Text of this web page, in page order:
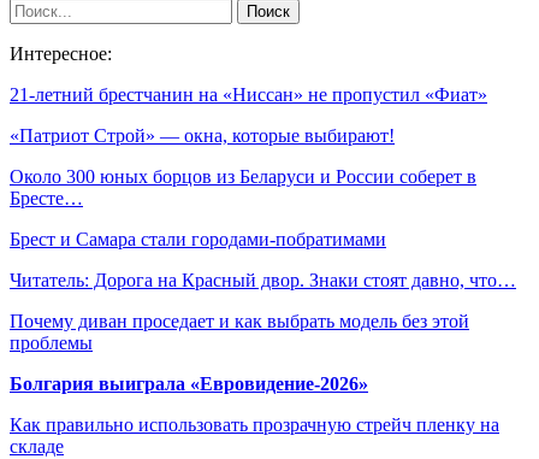
Интересное:
21-летний брестчанин на «Ниссан» не пропустил «Фиат»
«Патриот Строй» — окна, которые выбирают!
Около 300 юных борцов из Беларуси и России соберет в
Бресте…
Брест и Самара стали городами-побратимами
Читатель: Дорога на Красный двор. Знаки стоят давно, что…
Почему диван проседает и как выбрать модель без этой
проблемы
Болгария выиграла «Евровидение-2026»
Как правильно использовать прозрачную стрейч пленку на
складе